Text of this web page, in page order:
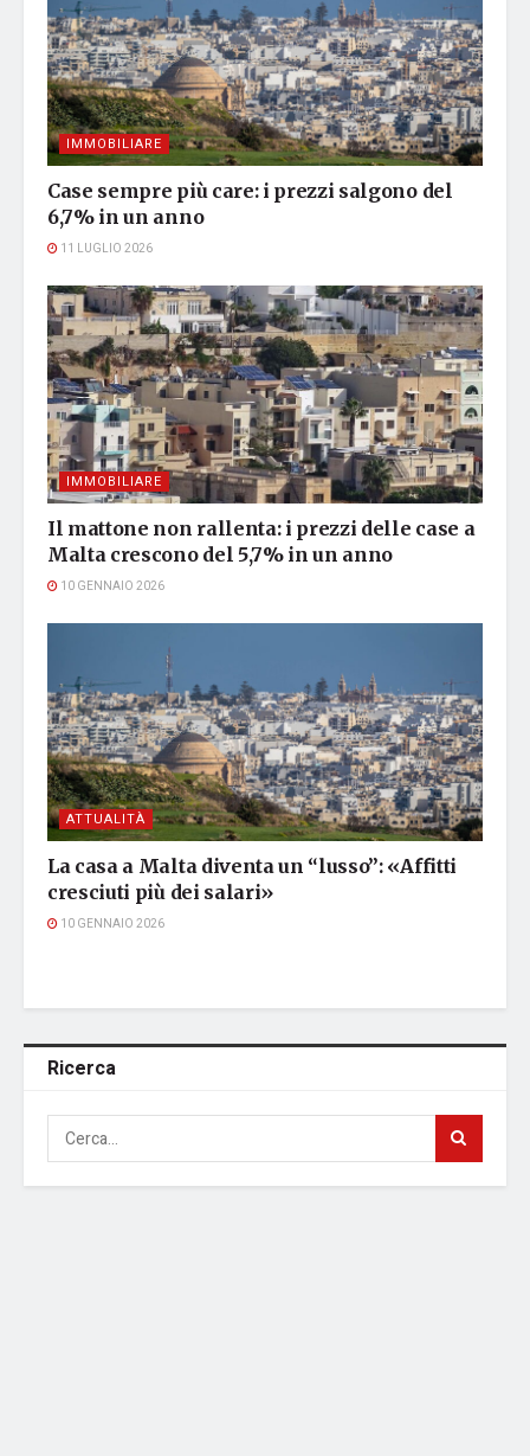
IMMOBILIARE
Case sempre più care: i prezzi salgono del
6,7% in un anno
11 LUGLIO 2026
IMMOBILIARE
Il mattone non rallenta: i prezzi delle case a
Malta crescono del 5,7% in un anno
10 GENNAIO 2026
ATTUALITÀ
La casa a Malta diventa un “lusso”: «Affitti
cresciuti più dei salari»
10 GENNAIO 2026
Ricerca